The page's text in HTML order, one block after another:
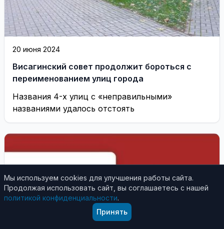
20 июня 2024
Висагинский совет продолжит бороться с
переименованием улиц города
Названия 4-х улиц с «неправильными»
названиями удалось отстоять
Мы используем cookies для улучшения работы сайта.
Продолжая использовать сайт, вы соглашаетесь с нашей
политикой конфиденциальности.
Принять